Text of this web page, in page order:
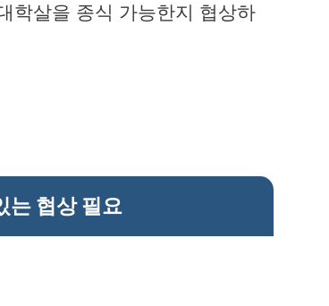
학살을 종식 가능한지 협상하
는 협상 필요